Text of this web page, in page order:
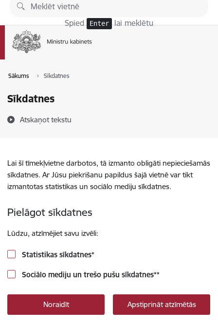
Pāriet uz lapas saturu
Spied Enter lai meklētu
Sākums Sīkdatnes
Sīkdatnes
Atskaņot tekstu
Lai šī tīmekļvietne darbotos, tā izmanto obligāti nepieciešamās
sīkdatnes. Ar Jūsu piekrišanu papildus šajā vietnē var tikt
izmantotas statistikas un sociālo mediju sīkdatnes.
Pielāgot sīkdatnes
Lūdzu, atzīmējiet savu izvēli:
Statistikas sīkdatnes*
Sociālo mediju un trešo pušu sīkdatnes**
Noraidīt Apstiprināt atzīmētās